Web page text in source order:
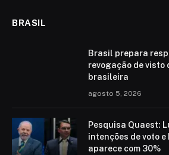
BRASIL
Brasil prepara
revogação de visto
brasileira
agosto 5, 2026
Pesquisa Quaest:
intenções de voto
aparece com 30%